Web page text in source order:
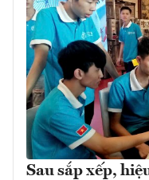
Sau sắp xếp,